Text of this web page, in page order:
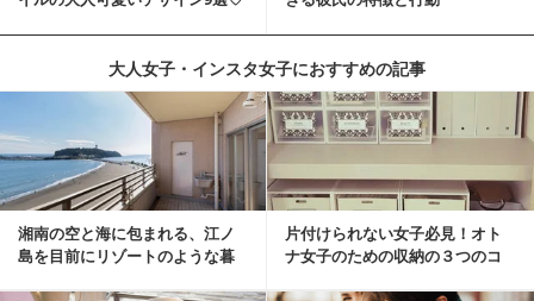
大人女子・インスタ女子におすすめの記事
湘南の空と海に包まれる、江ノ
島を目前にリゾートのような暮
片付けられない女子必見！オト
ナ女子のための収納の３つのコ